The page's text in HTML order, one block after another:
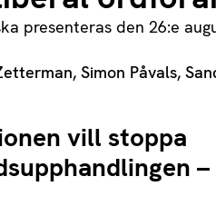
presenteras den 26:e
Simon Påvals,
vill stoppa